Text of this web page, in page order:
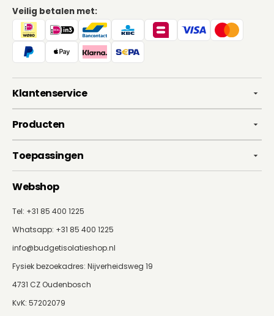
Veilig betalen met:
Klantenservice
Producten
Toepassingen
Webshop
Tel: +31 85 400 1225
Whatsapp: +31 85 400 1225
info@budgetisolatieshop.nl
Fysiek bezoekadres: Nijverheidsweg 19
4731 CZ Oudenbosch
KvK: 57202079